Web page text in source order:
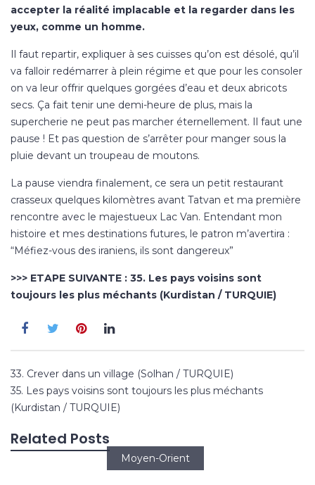
accepter la réalité implacable et la regarder dans les
yeux, comme un homme.
Il faut repartir, expliquer à ses cuisses qu’on est désolé, qu’il
va falloir redémarrer à plein régime et que pour les consoler
on va leur offrir quelques gorgées d’eau et deux abricots
secs. Ça fait tenir une demi-heure de plus, mais la
supercherie ne peut pas marcher éternellement. Il faut une
pause ! Et pas question de s’arrêter pour manger sous la
pluie devant un troupeau de moutons.
La pause viendra finalement, ce sera un petit restaurant
crasseux quelques kilomètres avant Tatvan et ma première
rencontre avec le majestueux Lac Van. Entendant mon
histoire et mes destinations futures, le patron m’avertira :
“Méfiez-vous des iraniens, ils sont dangereux”
>>> ETAPE SUIVANTE : 35. Les pays voisins sont
toujours les plus méchants (Kurdistan / TURQUIE)
Navigation
de
l’article
33. Crever dans un village (Solhan / TURQUIE)
35. Les pays voisins sont toujours les plus méchants
(Kurdistan / TURQUIE)
Related Posts
Moyen-Orient